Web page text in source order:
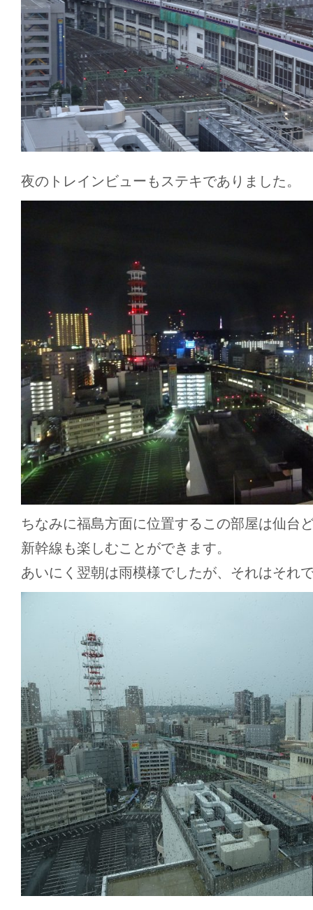
夜のトレインビューもステキでありました。
ちなみに福島方面に位置するこの部屋は仙台
新幹線も楽しむことができます。
あいにく翌朝は雨模様でしたが、それはそれ